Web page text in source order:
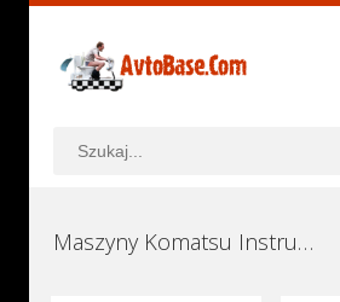
Maszyny Komatsu Instrukcje Obsługi, Książki Serwisowe i Naprawy Download - Pobierz za Darmo